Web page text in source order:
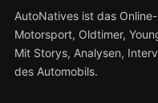
AutoNatives ist das
Motorsport, Oldtimer,
Mit Storys, Analysen,
des Automobils.